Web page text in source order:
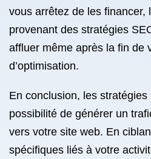
vous arrêtez de les financer,
provenant des stratégies
affluer même après la fin de
d’optimisation.
En conclusion, les
possibilité de générer un
vers votre site web. En
spécifiques liés à votre